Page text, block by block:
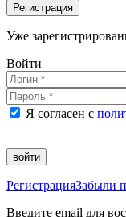
Регистрация
Уже
Войти
Я согласен с
войти
РегистрацияЗабыли
Введите email для